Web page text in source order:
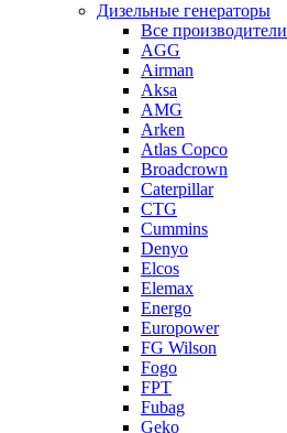
Дизельные генераторы
Все производители
AGG
Airman
Aksa
AMG
Arken
Atlas Copco
Broadcrown
Caterpillar
CTG
Cummins
Denyo
Elcos
Elemax
Energo
Europower
FG Wilson
Fogo
FPT
Fubag
Geko